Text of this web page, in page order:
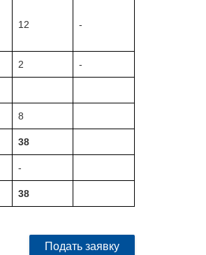
12 -
2 -
8
38
-
38
Подать заявку